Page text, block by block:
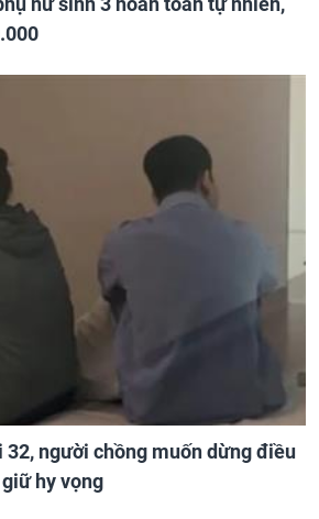
32, người chồng muốn dừng điều
hy vọng